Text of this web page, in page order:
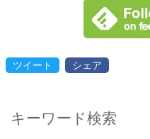
ツイート シェア
キーワード検索